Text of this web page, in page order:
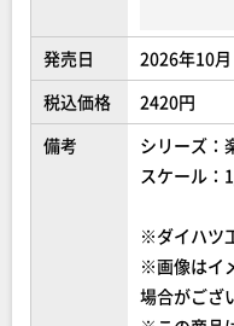
発売日
2026年10
税込価格
2420円
備考
シリーズ：
スケール：
※ダイハツ
※画像はイ
場合がござ